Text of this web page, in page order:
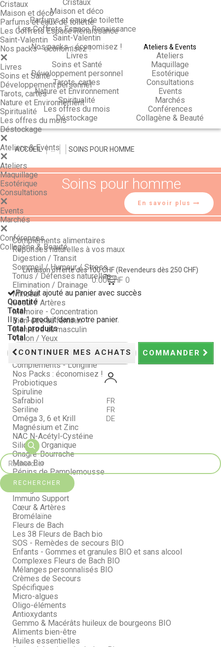
Cristaux
Maison et déco
Parfums et eaux de toilette
Les Coffrets Espace Renaissance
Saint-Valentin
Nos packs - économisez !
Livres
Soins et Santé
Développement personnel
Tarots, cartes
Nature et Environnement
Spiritualité
Les offres du mois
Déstockage
Ateliers & Events
Ateliers
Maquillage
Esotérique
Consultations
Events
Marchés
Conférences
Collagène & Beauté
Livraison offerte dès 100 CHF(Revendeurs dès 250 CHF)
0.00 CHF 0
Produit ajouté au panier avec succès
Quantité
Total
Il y a 1 produit dans votre panier.
Total produits
Total
CONTINUER MES ACHATS COMMANDER
FR
FR
DE
RECHERCHER
Cristaux
Maison et déco
Parfums et eaux de toilette
Les Coffrets Espace Renaissance
Saint-Valentin
Nos packs - économisez !
Livres
Soins et Santé
Développement personnel
Tarots, cartes
Nature et Environnement
Spiritualité
Les offres du mois
Déstockage
Ateliers & Events
Ateliers
Maquillage
Esotérique
Consultations
Events
Marchés
Conférences
Collagène & Beauté
ACCUEIL> > SOINS POUR HOMME
Soins pour homme
En savoir plus
Compléments alimentaires
Réponses naturelles à vos maux
Digestion / Transit
Sommeil / Humeur / Stress
Tonus / Défenses naturelles
Elimination / Drainage
Minceur
Coeur / Artères
Mémoire - Concentration
Bien-être au féminin
Bien-être au masculin
Vision / Yeux
Peau, Ongles et Cheveux
Articulations
Compléments - Longline
Nos Packs : économisez !
Probiotiques
Spiruline
Safrabiol
Seriline
Oméga 3, 6 et Krill
Magnésium et Zinc
NAC N-Acétyl-Cystéine
Silicium Organique
Onagre-Bourrache
Maca Bio
Pépins de Pamplemousse
Curcuma Bio
Immuno Support
Cœur & Artères
Bromélaïne
Fleurs de Bach
Les 38 Fleurs de Bach bio
SOS - Remèdes de secours BIO
Enfants - Gommes et granules BIO et sans alcool
Complexes Fleurs de Bach BIO
Mélanges personnalisés BIO
Crèmes de Secours
Spécifiques
Micro-algues
Oligo-éléments
Antioxydants
Gemmo & Macérâts huileux de bourgeons BIO
Aliments bien-être
Huiles essentielles